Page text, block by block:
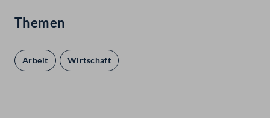
Themen
Arbeit Wirtschaft